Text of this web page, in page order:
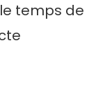
temps de